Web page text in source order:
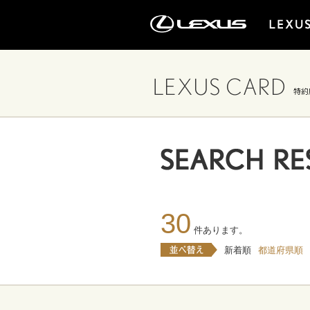
30 件あります。
新着順
都道府県順